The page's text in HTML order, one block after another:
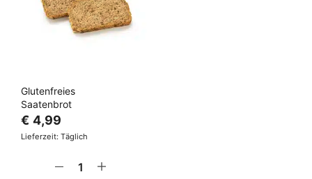
Glutenfreies
Saatenbrot
€ 4,99
Lieferzeit: Täglich